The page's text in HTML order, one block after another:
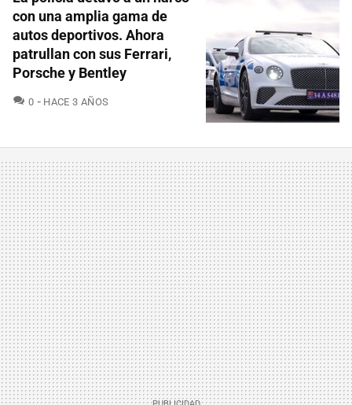
con una amplia gama de
autos deportivos. Ahora
patrullan con sus Ferrari,
Porsche y Bentley
0 COMENTARIOS
HACE 3 AÑOS